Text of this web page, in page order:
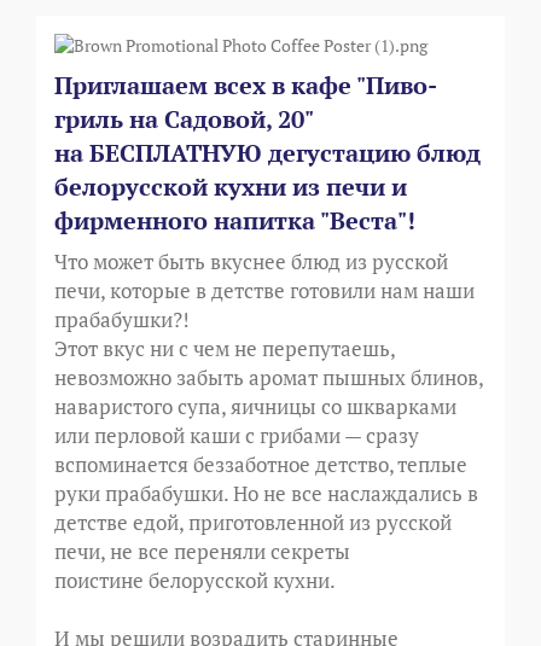
Приглашаем всех в кафе "Пиво-
гриль на Садовой, 20"
на БЕСПЛАТНУЮ дегустацию блюд
белорусской кухни из печи и
фирменного напитка "Веста"!
Что может быть вкуснее блюд из русской
печи, которые в детстве готовили нам наши
прабабушки?!
Этот вкус ни с чем не перепутаешь,
невозможно забыть аромат пышных блинов,
наваристого супа, яичницы со шкварками
или перловой каши с грибами — сразу
вспоминается беззаботное детство, теплые
руки прабабушки. Но не все наслаждались в
детстве едой, приготовленной из русской
печи, не все переняли секреты
поистине белорусской кухни.
И мы решили возрадить старинные